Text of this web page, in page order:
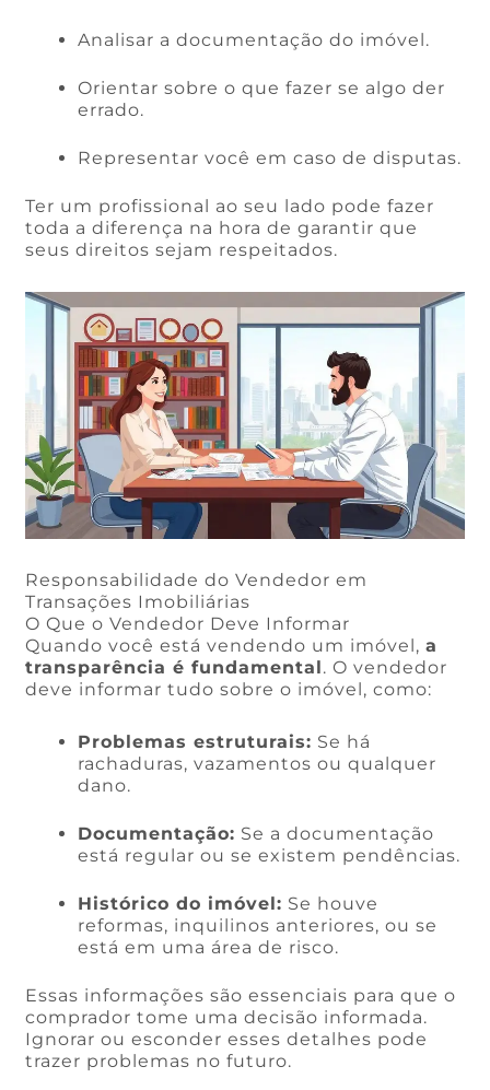
Analisar a documentação do imóvel.
Orientar sobre o que fazer se algo der
errado.
Representar você em caso de disputas.
Ter um profissional ao seu lado pode fazer
toda a diferença na hora de garantir que
seus direitos sejam respeitados.
Responsabilidade do Vendedor em
Transações Imobiliárias
O Que o Vendedor Deve Informar
Quando você está vendendo um imóvel,a
transparência é fundamental. O vendedor
deve informar tudo sobre o imóvel, como:
Problemas estruturais: Se há
rachaduras, vazamentos ou qualquer
dano.
Documentação: Se a documentação
está regular ou se existem pendências.
Histórico do imóvel: Se houve
reformas, inquilinos anteriores, ou se
está em uma área de risco.
Essas informações são essenciais para que o
comprador tome uma decisão informada.
Ignorar ou esconder esses detalhes pode
trazer problemas no futuro.